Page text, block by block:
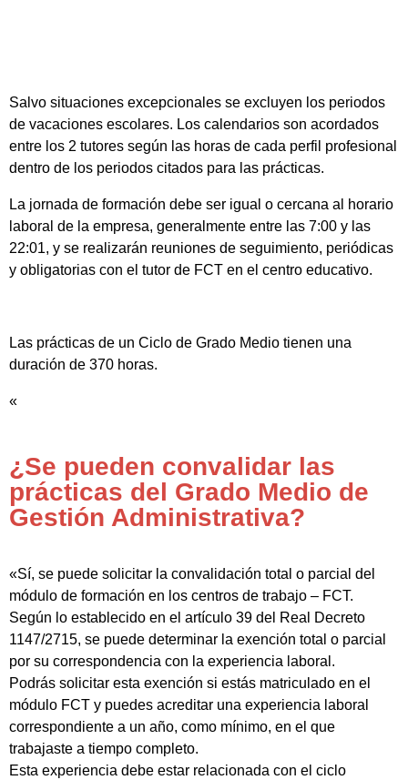
Salvo situaciones excepcionales se excluyen los periodos
de vacaciones escolares. Los calendarios son acordados
entre los 2 tutores según las horas de cada perfil profesional
dentro de los periodos citados para las prácticas.
La jornada de formación debe ser igual o cercana al horario
laboral de la empresa, generalmente entre las 7:00 y las
22:01, y se realizarán reuniones de seguimiento, periódicas
y obligatorias con el tutor de FCT en el centro educativo.
Las prácticas de un Ciclo de Grado Medio tienen una
duración de 370 horas.
«
¿Se pueden convalidar las
prácticas del Grado Medio de
Gestión Administrativa?
«Sí, se puede solicitar la convalidación total o parcial del
módulo de formación en los centros de trabajo – FCT.
Según lo establecido en el artículo 39 del Real Decreto
1147/2715, se puede determinar la exención total o parcial
por su correspondencia con la experiencia laboral.
Podrás solicitar esta exención si estás matriculado en el
módulo FCT y puedes acreditar una experiencia laboral
correspondiente a un año, como mínimo, en el que
trabajaste a tiempo completo.
Esta experiencia debe estar relacionada con el ciclo